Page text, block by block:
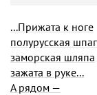
...Прижата к ноге
полурусская
заморская шляпа
зажата в руке...
А рядом —